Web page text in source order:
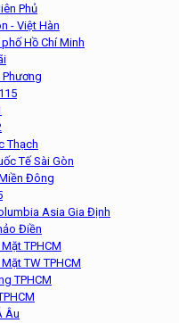
Phủ
- Việt Hàn
Hồ Chí Minh
Thạch
Tế Sài Gòn
Đông
Asia Gia Định
Điền
TPHCM
TW TPHCM
TPHCM
Âu